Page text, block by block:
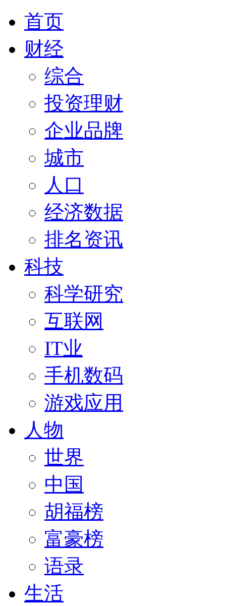
首页
财经
综合
投资理财
企业品牌
城市
人口
经济数据
排名资讯
科技
科学研究
互联网
IT业
手机数码
游戏应用
人物
世界
中国
胡福榜
富豪榜
语录
生活